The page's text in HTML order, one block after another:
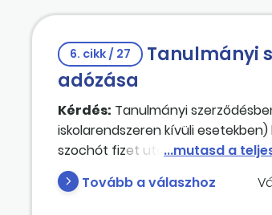
6. cikk / 27
Tanulmányi
adózása
Kérdés: Tanulmányi
iskolarendszeren kívüli
szochót fizet utána?
Tovább a válaszhoz